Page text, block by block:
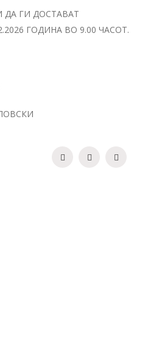
ДА ГИ ДОСТАВАТ
ГОДИНА ВО 9.00 ЧАСОТ.